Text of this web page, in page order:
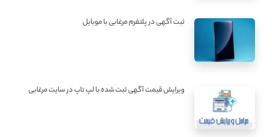
ثبت آگهی در پلتفرم مرغابی با موبایل
ویرایش قیمت آگهی ثبت شده با لپ تاپ در سایت مرغابی